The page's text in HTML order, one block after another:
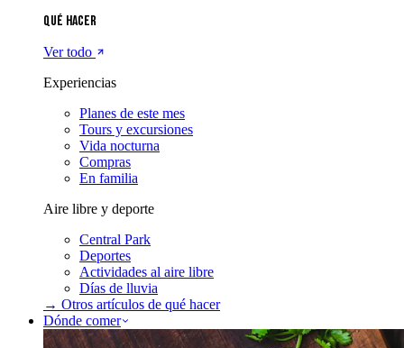
Qué hacer
Ver todo
Experiencias
Planes de este mes
Tours y excursiones
Vida nocturna
Compras
En familia
Aire libre y deporte
Central Park
Deportes
Actividades al aire libre
Días de lluvia
→ Otros artículos de qué hacer
Dónde comer